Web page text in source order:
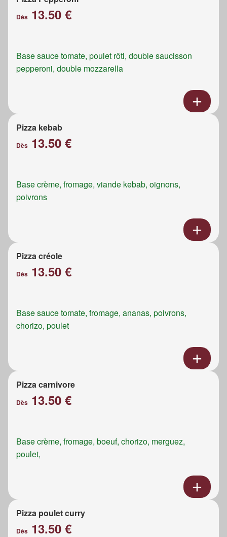
Dès 13.50 €
Base sauce tomate, poulet rôti, double saucisson
pepperoni, double mozzarella
Pizza kebab
Dès 13.50 €
Base crème, fromage, viande kebab, oignons,
poivrons
Pizza créole
Dès 13.50 €
Base sauce tomate, fromage, ananas, poivrons,
chorizo, poulet
Pizza carnivore
Dès 13.50 €
Base crème, fromage, boeuf, chorizo, merguez,
poulet,
Pizza poulet curry
Dès 13.50 €